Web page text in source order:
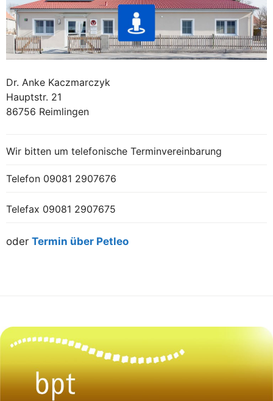
Dr. Anke Kaczmarczyk
Hauptstr. 21
86756 Reimlingen
Wir bitten um telefonische Terminvereinbarung
Telefon 09081 2907676
Telefax 09081 2907675
oder Termin über Petleo